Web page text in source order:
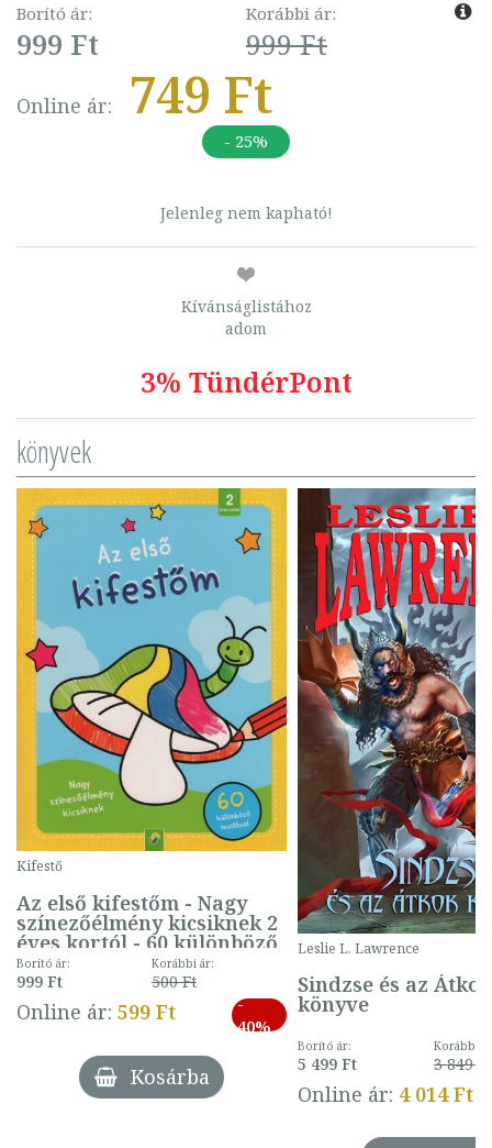
Borító ár:
999 Ft
Korábbi ár:
999 Ft
Online ár: 749 Ft
- 25%
Jelenleg nem kapható!
Kívánságlistához
adom
3% TündérPont
könyvek
Kifestő
Az első kifestőm - Nagy
színezőélmény kicsiknek 2
éves kortól - 60 különböző
mintával (gombás)
Borító ár:
999 Ft
Korábbi ár:
500 Ft
Online ár: 599 Ft
-
40%
Kosárba
Leslie L. Lawrence
Sindzse és az Átkok
könyve
Borító ár:
5 499 Ft
Korábbi
3 849 Ft
Online ár: 4 014 Ft